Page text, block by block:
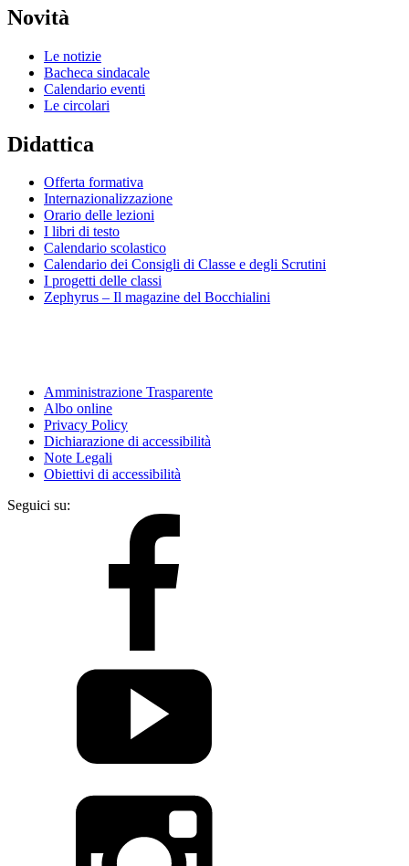
Novità
Le notizie
Bacheca sindacale
Calendario eventi
Le circolari
Didattica
Offerta formativa
Internazionalizzazione
Orario delle lezioni
I libri di testo
Calendario scolastico
Calendario dei Consigli di Classe e degli Scrutini
I progetti delle classi
Zephyrus – Il magazine del Bocchialini
Amministrazione Trasparente
Albo online
Privacy Policy
Dichiarazione di accessibilità
Note Legali
Obiettivi di accessibilità
Seguici su: